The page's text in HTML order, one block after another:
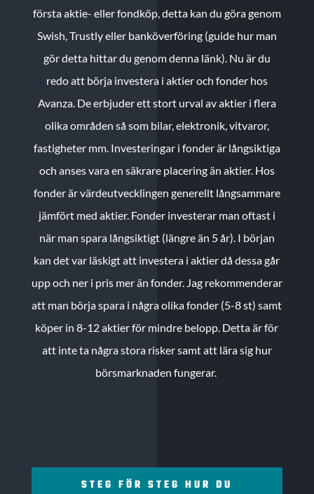
första aktie- eller fondköp, detta kan du göra genom
Swish, Trustly eller banköverföring (guide hur man
gör detta hittar du genom denna länk). Nu är du
redo att börja investera i aktier och fonder hos
Avanza. De erbjuder ett stort urval av aktier i flera
olika områden så som bilar, elektronik, vitvaror,
fastigheter mm. Investeringar i fonder är långsiktiga
och anses vara en säkrare placering än aktier. Hos
fonder är värdeutvecklingen generellt långsammare
jämfört med aktier. Fonder investerar man oftast i
när man spara långsiktigt (längre än 5 år). I början
kan det var läskigt att investera i aktier då dessa går
upp och ner i pris mer än fonder. Jag rekommenderar
att man börja spara i några olika fonder (5-8 st) samt
köper in 8-12 aktier för mindre belopp. Detta är för
att inte ta några stora risker samt att lära sig hur
börsmarknaden fungerar.
STEG FÖR STEG HUR DU